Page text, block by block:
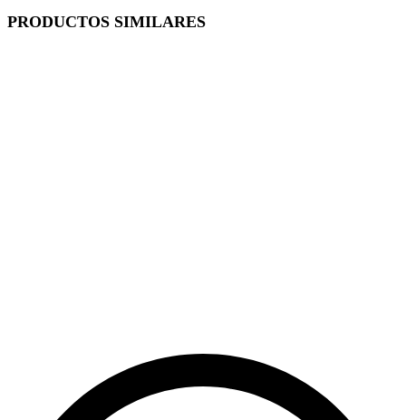
PRODUCTOS SIMILARES